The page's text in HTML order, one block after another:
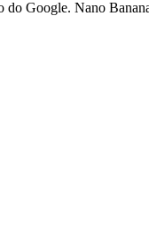
Google. Nano